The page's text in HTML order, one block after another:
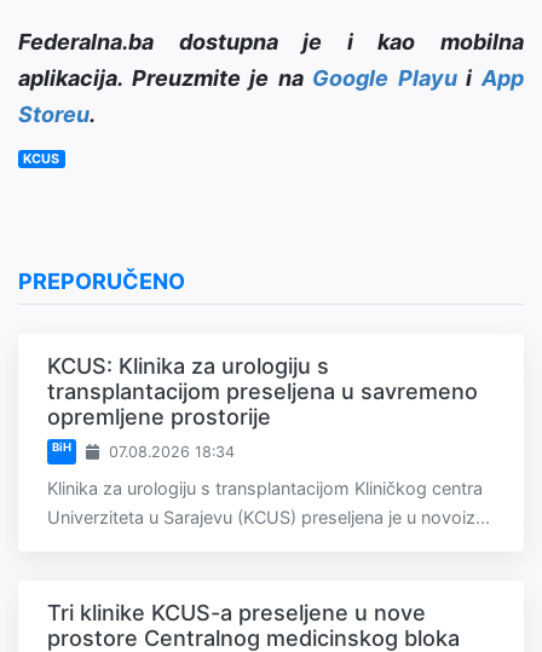
Federalna.ba dostupna je i kao mobilna
aplikacija. Preuzmite je na Google PlayuiApp
Storeu.
KCUS
PREPORUČENO
KCUS: Klinika za urologiju s
transplantacijom preseljena u savremeno
opremljene prostorije
BiH 07.08.2026 18:34
Klinika za urologiju s transplantacijom Kliničkog centra
Univerziteta u Sarajevu (KCUS) preseljena je u novoiz...
Tri klinike KCUS-a preseljene u nove
prostore Centralnog medicinskog bloka